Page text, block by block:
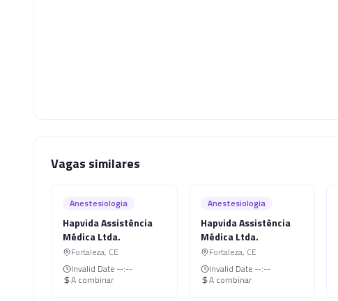
Vagas similares
Anestesiologia
Hapvida Assistência
Médica Ltda.
Fortaleza, CE
Invalid Date --:--
A combinar
Anestesiologia
Hapvida Assistência
Médica Ltda.
Fortaleza, CE
Invalid Date --:--
A combinar